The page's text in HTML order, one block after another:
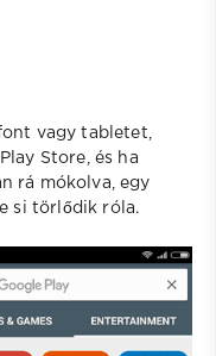
vagy tabletet,
Store, és ha
rá mókolva, egy
si törlődik róla.